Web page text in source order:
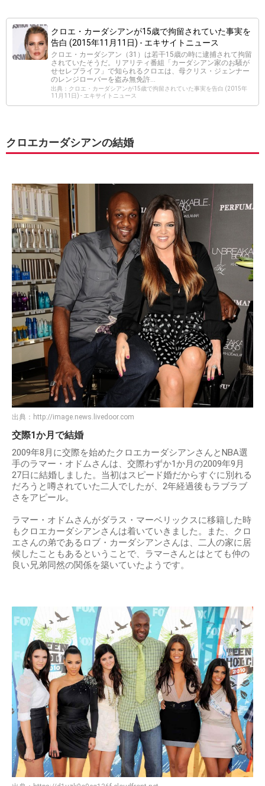
クロエ・カーダシアンが15歳で拘留されていた事実を
告白 (2015年11月11日) - エキサイトニュース
クロエ・カーダシアン（31）は若干15歳の時に逮捕されて拘留
されていたそうだ。リアリティ番組「カーダシアン家のお騒が
せセレブライフ」で知られるクロエは、母クリス・ジェンナー
のレンジローバーを盗み無免許...
出典：クロエ・カーダシアンが15歳で拘留されていた事実を告白 (2015年
11月11日) - エキサイトニュース
クロエカーダシアンの結婚
出典： http://image.news.livedoor.com
交際1か月で結婚
2009年8月に交際を始めたクロエカーダシアンさんとNBA選
手のラマー・オドムさんは、交際わずか1か月の2009年9月
27日に結婚しました。当初はスピード婚だからすぐに別れる
だろうと噂されていた二人でしたが、2年経過後もラブラブ
さをアピール。
ラマー・オドムさんがダラス・マーベリックスに移籍した時
もクロエカーダシアンさんは着いていきました。また、クロ
エさんの弟であるロブ・カーダシアンさんは、二人の家に居
候したこともあるということで、ラマ―さんとはとても仲の
良い兄弟同然の関係を築いていたようです。